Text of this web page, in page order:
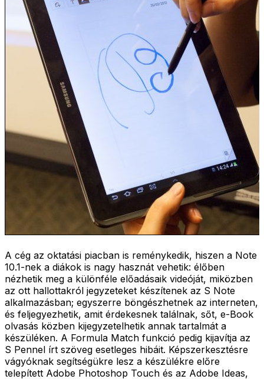
A cég az oktatási piacban is reménykedik, hiszen a Note
10.1-nek a diákok is nagy hasznát vehetik: élőben
nézhetik meg a különféle előadásaik videóját, miközben
az ott hallottakról jegyzeteket készítenek az S Note
alkalmazásban; egyszerre böngészhetnek az interneten,
és feljegyezhetik, amit érdekesnek találnak, sőt, e-Book
olvasás közben kijegyzetelhetik annak tartalmát a
készüléken. A Formula Match funkció pedig kijavítja az
S Pennel írt szöveg esetleges hibáit. Képszerkesztésre
vágyóknak segítségükre lesz a készülékre előre
telepített Adobe Photoshop Touch és az Adobe Ideas,